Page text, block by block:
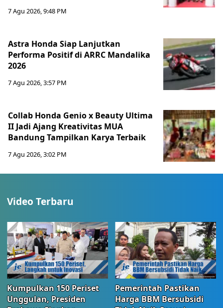
7 Agu 2026, 9:48 PM
Astra Honda Siap Lanjutkan
Performa Positif di ARRC Mandalika
2026
7 Agu 2026, 3:57 PM
Collab Honda Genio x Beauty Ultima
II Jadi Ajang Kreativitas MUA
Bandung Tampilkan Karya Terbaik
7 Agu 2026, 3:02 PM
Video Terbaru
Kumpulkan 150 Periset
Unggulan, Presiden
Pemerintah Pastikan
Harga BBM Bersubsidi